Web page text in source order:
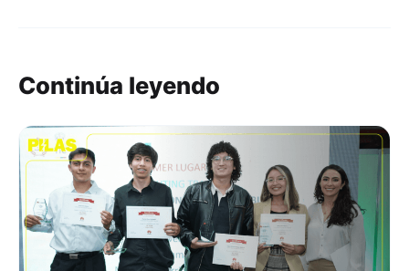
Continúa leyendo